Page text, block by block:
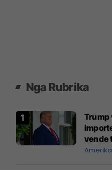
Nga Rubrika
Trump
vende
Amerika